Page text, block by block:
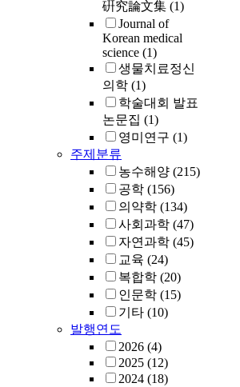
硏究論文集 (1)
Journal of
Korean medical
science (1)
생물치료정신
의학 (1)
학술대회 발표
논문집 (1)
영미연구 (1)
주제분류
농수해양 (215)
공학 (156)
의약학 (134)
사회과학 (47)
자연과학 (45)
교육 (24)
복합학 (20)
인문학 (15)
기타 (10)
발행연도
2026 (4)
2025 (12)
2024 (18)